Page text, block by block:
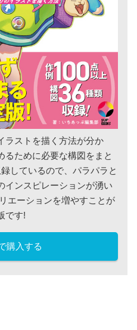
ラストを描く方法が分か
るために必要な構図をまと
しているので、パラパラと
インスピレーションが湧い
エーションを増やすことが
です!
購入する